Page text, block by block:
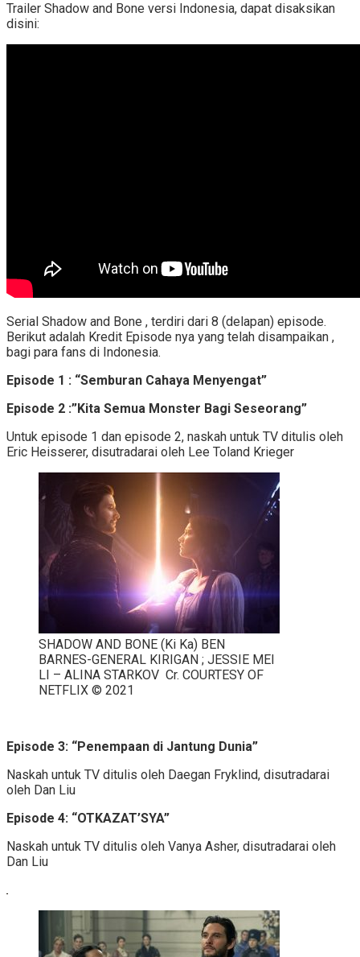
Trailer Shadow and Bone versi Indonesia, dapat disaksikan
disini:
Serial Shadow and Bone , terdiri dari 8 (delapan) episode.
Berikut adalah Kredit Episode nya yang telah disampaikan ,
bagi para fans di Indonesia.
Episode 1 : “Semburan Cahaya Menyengat”
Episode 2 :”Kita Semua Monster Bagi Seseorang”
Untuk episode 1 dan episode 2, naskah untuk TV ditulis oleh
Eric Heisserer, disutradarai oleh Lee Toland Krieger
SHADOW AND BONE (Ki Ka) BEN
BARNES-GENERAL KIRIGAN ; JESSIE MEI
LI – ALINA STARKOV Cr. COURTESY OF
NETFLIX © 2021
Episode 3: “Penempaan di Jantung Dunia”
Naskah untuk TV ditulis oleh Daegan Fryklind, disutradarai
oleh Dan Liu
Episode 4: “OTKAZAT’SYA”
Naskah untuk TV ditulis oleh Vanya Asher, disutradarai oleh
Dan Liu